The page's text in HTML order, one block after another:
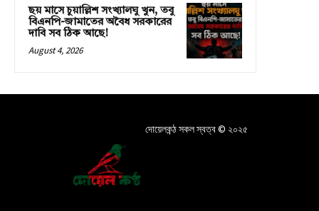
ছয় মাসে চুয়াল্লিশ সংখ্যালঘু খুন, তবু
বিএনপি-জামাতের অবৈধ সরকারের
দাবি সব ঠিক আছে!
August 4, 2026
দোয়েলকন্ঠ সকল স্বত্ব © ২০২৫